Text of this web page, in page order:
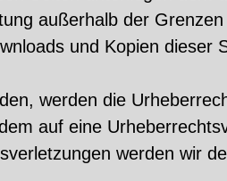
außerhalb der
und Kopien dieser
werden die
auf eine
werden wir